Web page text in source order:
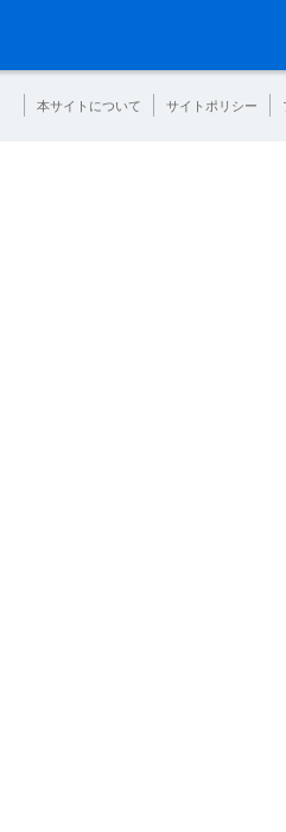
本サイトについて サイトポリシー